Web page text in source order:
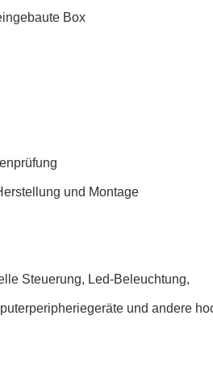
Box
und Montage
Steuerung, Led-Beleuchtung,
und andere